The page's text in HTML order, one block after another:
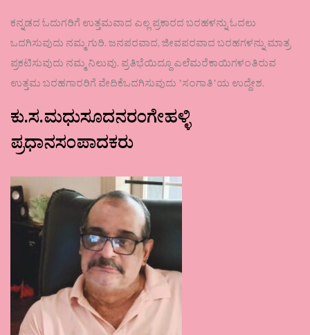
ಕನ್ನಡದ ಓದುಗರಿಗೆ ಉತ್ತಮವಾದ ಎಲ್ಲ ಪ್ರಕಾರದ ಬರಹಳನ್ನು ಓದಲು
ಒದಗಿಸುವುದು ನಮ್ಮ ಗುರಿ. ಜನಪರವಾದ, ಜೀವಪರವಾದ ಬರಹಗಳನ್ನು ಮಾತ್ರ
ಪ್ರಕಟಿಸುವುದು ನಮ್ಮ ನಿಲುವು. ಪ್ರತಿಭೆಯಿದ್ದೂ ಎಲೆಮರೆಕಾಯಿಗಳಂತಿರುವ
ಉತ್ತಮ ಬರಹಗಾರರಿಗೆ ವೇದಿಕೆಒದಗಿಸುವುದು ʼಸಂಗಾತಿʼಯ ಉದ್ದೇಶ.
ಕು.ಸ.ಮಧುಸೂದನರಂಗೇಹಳ್ಳಿ
ಪ್ರಧಾನಸಂಪಾದಕರು